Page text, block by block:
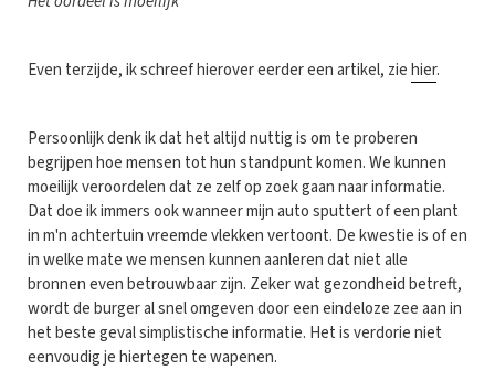
Even terzijde, ik schreef hierover eerder een artikel, ziehier.
Persoonlijk denk ik dat het altijd nuttig is om te proberen
begrijpen hoe mensen tot hun standpunt komen. We kunnen
moeilijk veroordelen dat ze zelf op zoek gaan naar informatie.
Dat doe ik immers ook wanneer mijn auto sputtert of een plant
in m'n achtertuin vreemde vlekken vertoont. De kwestie is of en
in welke mate we mensen kunnen aanleren dat niet alle
bronnen even betrouwbaar zijn. Zeker wat gezondheid betreft,
wordt de burger al snel omgeven door een eindeloze zee aan in
het beste geval simplistische informatie. Het is verdorie niet
eenvoudig je hiertegen te wapenen.